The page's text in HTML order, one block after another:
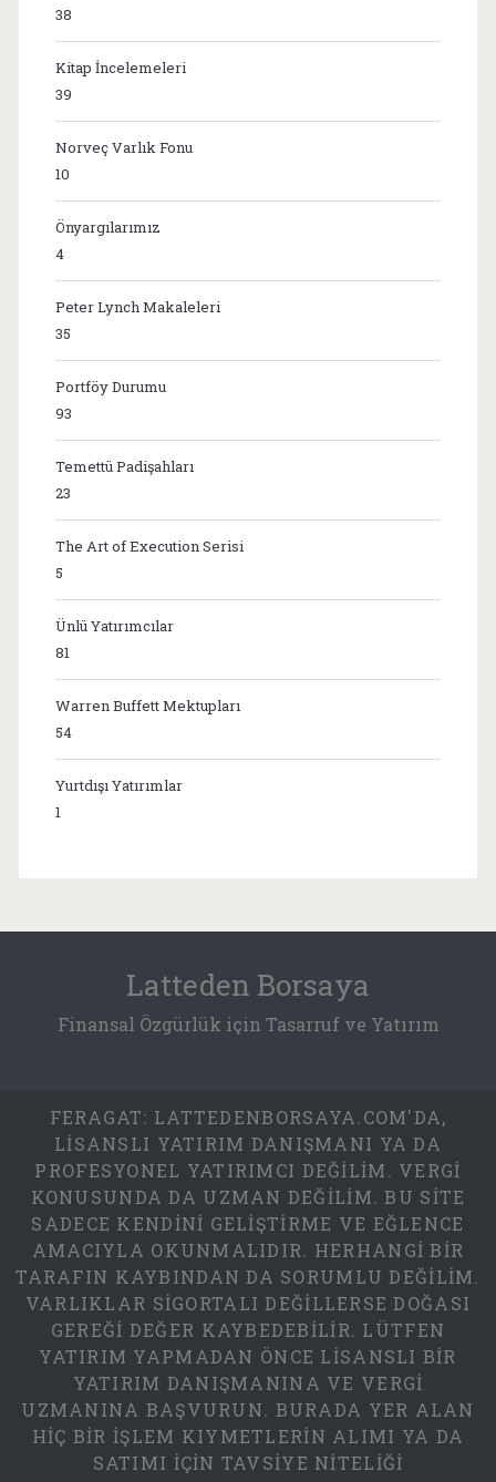
38
Kitap İncelemeleri
39
Norveç Varlık Fonu
10
Önyargılarımız
4
Peter Lynch Makaleleri
35
Portföy Durumu
93
Temettü Padişahları
23
The Art of Execution Serisi
5
Ünlü Yatırımcılar
81
Warren Buffett Mektupları
54
Yurtdışı Yatırımlar
1
Latteden Borsaya
Finansal Özgürlük için Tasarruf ve Yatırım
FERAGAT: LATTEDENBORSAYA.COM'DA,
LISANSLI YATIRIM DANIŞMANI YA DA
PROFESYONEL YATIRIMCI DEĞILIM. VERGI
KONUSUNDA DA UZMAN DEĞILIM. BU SITE
SADECE KENDINI GELIŞTIRME VE EĞLENCE
AMACIYLA OKUNMALIDIR. HERHANGI BIR
TARAFIN KAYBINDAN DA SORUMLU DEĞILIM.
VARLIKLAR SIGORTALI DEĞILLERSE DOĞASI
GEREĞI DEĞER KAYBEDEBILIR. LÜTFEN
YATIRIM YAPMADAN ÖNCE LISANSLI BIR
YATIRIM DANIŞMANINA VE VERGI
UZMANINA BAŞVURUN. BURADA YER ALAN
HIÇ BIR IŞLEM KIYMETLERIN ALIMI YA DA
SATIMI IÇIN TAVSIYE NITELIĞI